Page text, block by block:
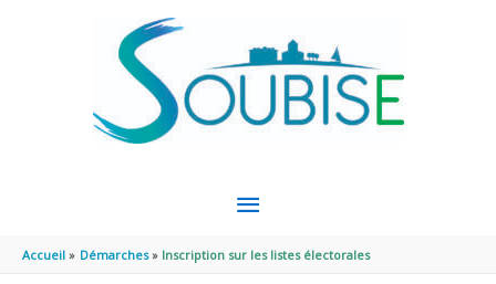
MENU
PRINCIPAL
Accueil Démarches Inscription sur les listes électorales